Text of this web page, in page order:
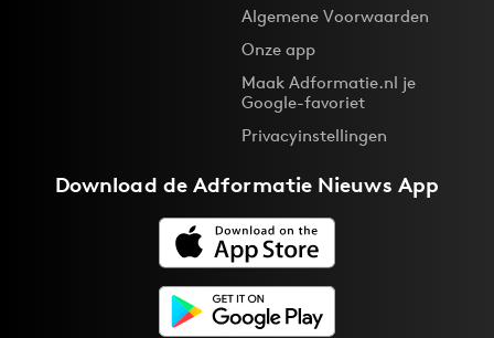
Algemene Voorwaarden
Onze app
Maak Adformatie.nl je
Google-favoriet
Privacyinstellingen
Download deAdformatie Nieuws App